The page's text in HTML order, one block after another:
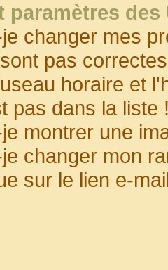
paramètres
changer mes
pas
horaire et
pas dans la liste
montrer une
changer mon
sur le lien e-